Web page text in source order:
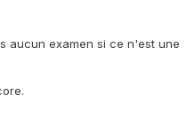
aucun examen si ce n'est une